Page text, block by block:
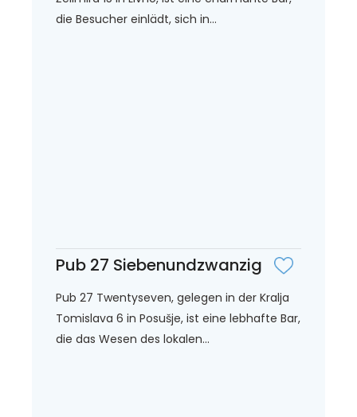
die Besucher einlädt, sich in...
Pub 27 Siebenundzwanzig
Pub 27 Twentyseven, gelegen in der Kralja
Tomislava 6 in Posušje, ist eine lebhafte Bar,
die das Wesen des lokalen...